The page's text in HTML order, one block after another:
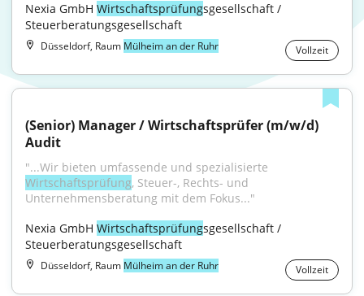
Nexia GmbH Wirtschaftsprüfungsgesellschaft /
Steuerberatungsgesellschaft
Düsseldorf, Raum Mülheim an der Ruhr Vollzeit
(Senior) Manager / Wirtschaftsprüfer (m/w/d)
Audit
Wirtschaftsprüfung, Steuer-, Rechts- und
Unternehmensberatung mit dem Fokus..."
Nexia GmbH Wirtschaftsprüfungsgesellschaft /
Steuerberatungsgesellschaft
Düsseldorf, Raum Mülheim an der Ruhr Vollzeit